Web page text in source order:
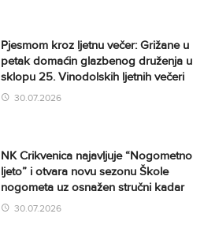
Pjesmom kroz ljetnu večer: Grižane u
petak domaćin glazbenog druženja u
sklopu 25. Vinodolskih ljetnih večeri
30.07.2026
NK Crikvenica najavljuje “Nogometno
ljeto” i otvara novu sezonu Škole
nogometa uz osnažen stručni kadar
30.07.2026